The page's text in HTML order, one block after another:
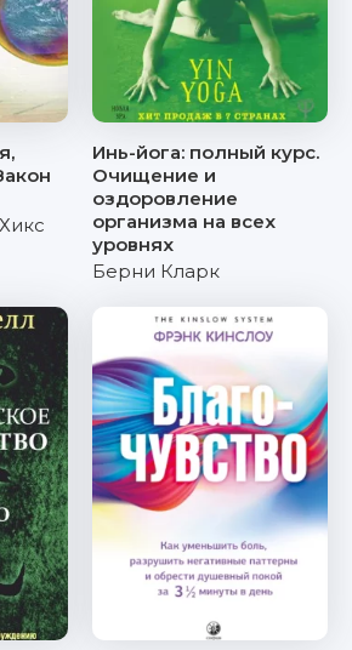
Инь-йога: полный курс.
Очищение и
оздоровление
организма на всех
уровнях
Берни Кларк